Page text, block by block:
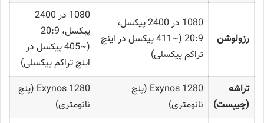
رزولوشن
1080 در 2400 پیکسل،
20:9 (~411 پیکسل در اینچ
تراکم پیکسلی)
1080 در 2400
پیکسل، 20:9
(~405 پیکسل در
اینچ تراکم پیکسلی)
تراشه
(چیپست)
Exynos 1280 (پنج
نانومتری)
Exynos 1280 (پنج
نانومتری)